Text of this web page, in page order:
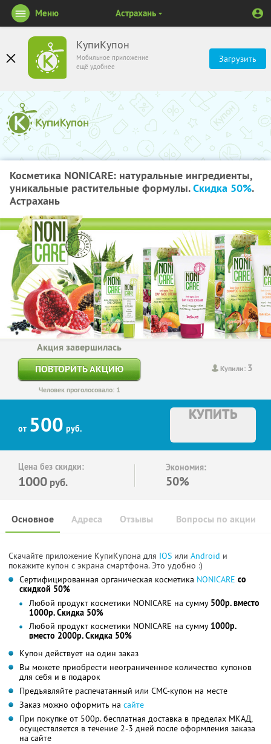
КупиКупон
Мобильное приложение
ещё удобнее
Загрузить
Меню Астрахань
Косметика NONICARE: натуральные ингредиенты,
уникальные растительные формулы.Скидка 50%.
Астрахань
Купили: 3
Акция завершилась
ПОВТОРИТЬ АКЦИЮ
Человек проголосовало: 1
от 500 руб.
КУПИТЬ
Цена без скидки:
1000 руб.
Экономия:
50%
Основное Отзывы Вопросы по акции
Адреса
Скачайте приложение КупиКупона для IOS или Android и
покажите купон с экрана смартфона. Это удобно :)
Сертифицированная органическая косметика NONICARE со
скидкой 50%
Любой продукт косметики NONICARE на сумму 500р. вместо
1000р. Скидка 50%
Любой продукт косметики NONICARE на сумму 1000р.
вместо 2000р. Скидка 50%
Купон действует на один заказ
Вы можете приобрести неограниченное количество купонов
для себя и в подарок
Предъявляйте распечатанный или СМС-купон на месте
Заказ можно оформить на сайте
При покупке от 500р. бесплатная доставка в пределах МКАД,
осуществляется в течение 2-3 дней после оформления заказа
на сайте